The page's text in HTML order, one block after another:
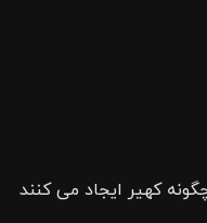
کهیر ایجاد می کنند